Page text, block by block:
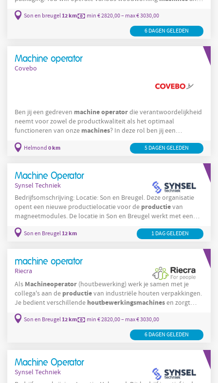
ensure that products are manufactured accurately and according
to technical drawings. You will cut wooden panels and beams to
size using, among others, a crosscut saw and a CNC-controlled
panel saw. After a quality check, you ensure that the parts
Son en breugel12 km min € 2820,00 – max € 3030,00
6 DAGEN GELEDEN
Machine operator
Covebo
Ben jij een gedreven machineoperatordie verantwoordelijkheid
neemt voor zowel de productkwaliteit als het optimaal
functioneren van onze machines? In deze rol ben jij een
collega's om de
soepel te laten verlopen. Wat ga je
kwaliteitsnormen; Snel
Helmond 0 km 5 DAGEN GELEDEN
Machine Operator
Synsel Techniek
Bedrijfsomschrijving: Locatie: Son en Breugel. Deze organisatie
opent een nieuwe productielocatie voor de productievan
magneetmodules. De locatie in Son en Breugel werkt met een
nieuwe geautomatiseerde productielijn die extra aandacht vraagt
voor opstart, procesbewaking en kwaliteitscontroles. De
componenten voor zakelijke toepassingen. In Son en
Son en Breugel12 km 1 DAG GELEDEN
machine operator
Riecra
Als Machineoperator (houtbewerking) werk je samen met je
collega's aan de productievan industriële houten verpakkingen.
Je bedient verschillende houtbewerkingsmachinesen zorgt
ervoor dat producten nauwkeurig en volgens tekening worden
gemaakt. Je zaagt houten platen en balken op maat met onder
andere een afkortzaag en CNC-gestuurde platenzaag. Na een
kwaliteitscontrole zorg je ervoor dat de onderdelen klaar zijn
Son en Breugel12 km min € 2820,00 – max € 3030,00
6 DAGEN GELEDEN
Machine Operator
Synsel Techniek